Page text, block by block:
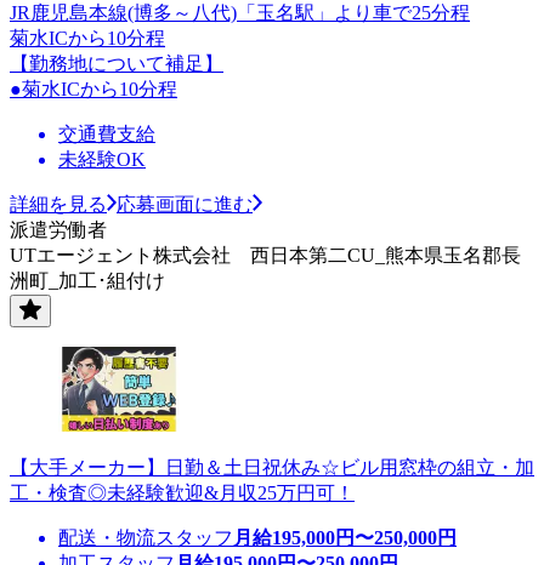
JR鹿児島本線(博多～八代)「玉名駅」より車で25分程
菊水ICから10分程
【勤務地について補足】
●菊水ICから10分程
交通費支給
未経験OK
詳細を見る
応募画面に進む
派遣労働者
UTエージェント株式会社 西日本第二CU_熊本県玉名郡長
洲町_加工･組付け
【大手メーカー】日勤＆土日祝休み☆ビル用窓枠の組立・加
工・検査◎未経験歓迎&月収25万円可！
配送・物流スタッフ 月給195,000円〜250,000円